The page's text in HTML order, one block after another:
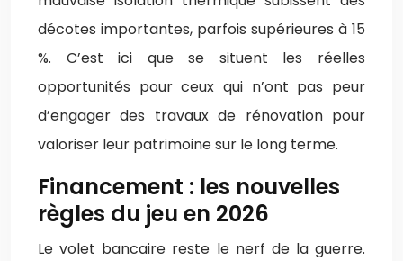
décotes importantes, parfois supérieures à 15
%. C’est ici que se situent les réelles
opportunités pour ceux qui n’ont pas peur
d’engager des travaux de rénovation pour
valoriser leur patrimoine sur le long terme.
Financement : les nouvelles
règles du jeu en 2026
Le volet bancaire reste le nerf de la guerre.